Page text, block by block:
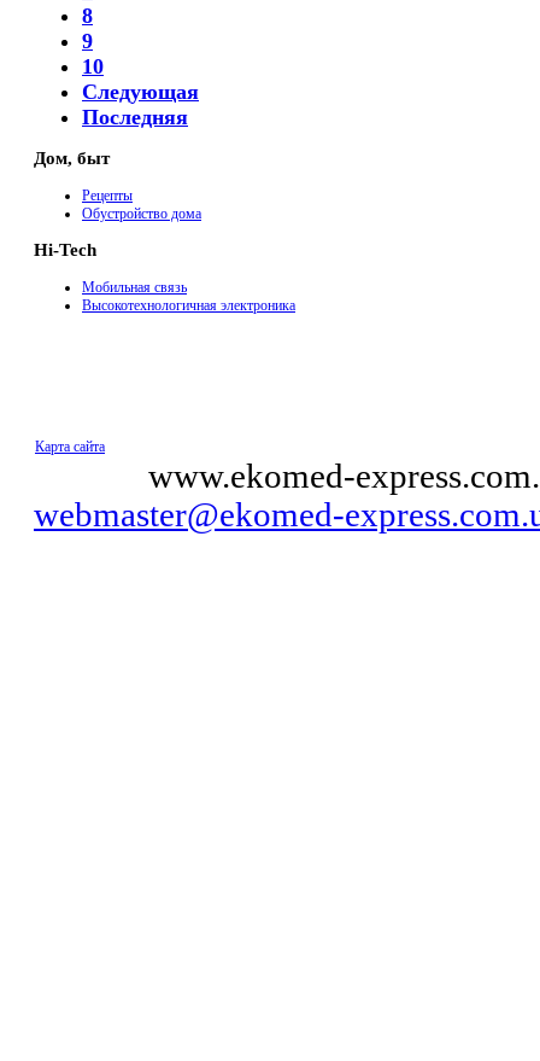
8
9
10
Следующая
Последняя
Дом, быт
Рецепты
Обустройство дома
Hi-Tech
Мобильная связь
Высокотехнологичная электроника
Карта сайта
www.ekomed-
webmaster@ekomed-